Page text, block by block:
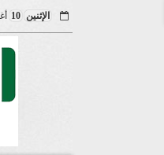
الإثنين 10